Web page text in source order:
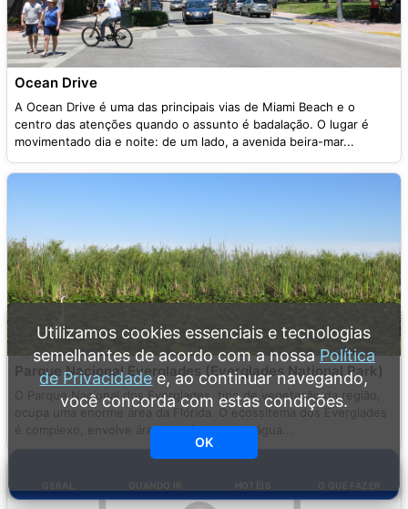
Ocean Drive
A Ocean Drive é uma das principais vias de Miami Beach e o
centro das atenções quando o assunto é badalação. O lugar é
movimentado dia e noite: de um lado, a avenida beira-mar...
Parque Nacional Everglades (Everglades National Park)
O Parque Nacional dos Everglades, tipo de vegetação da região,
ocupa uma enorme área da Flórida. O ecossitema dos Everglades
é complexo, envolve áreas de água doce, água...
QUANDO IR HOTÉIS O QUE FAZER
Utilizamos cookies essenciais e tecnologias
semelhantes de acordo com a nossaPolítica
de Privacidadee, ao continuar navegando,
você concorda com estas condições.
OK